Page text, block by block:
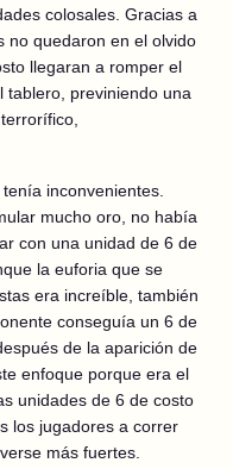
colosales. Gracias a
no quedaron en el olvido
llegaran a romper el
tablero, previniendo una
inconvenientes.
mucho oro, no había
con una unidad de 6 de
la euforia que se
era increíble, también
conseguía un 6 de
de la aparición de
enfoque porque era el
unidades de 6 de costo
los jugadores a correr
más fuertes.